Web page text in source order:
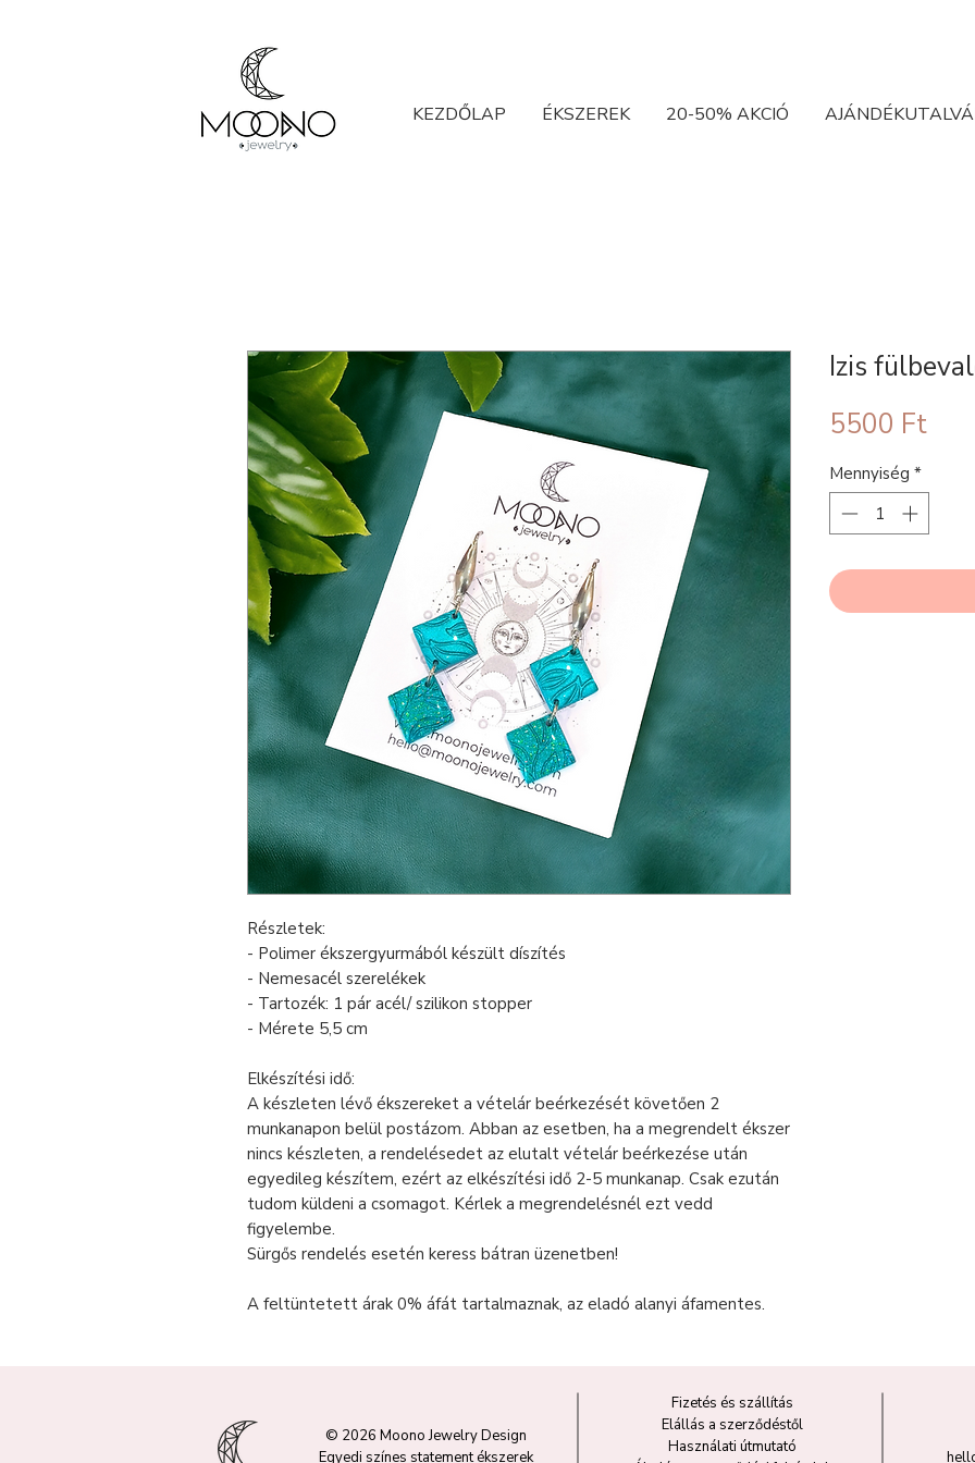
KEZDŐLAP ÉKSZEREK 20-50% AKCIÓ
Részletek:
- Polimer ékszergyurmából készült díszítés
- Nemesacél szerelékek
- Tartozék: 1 pár acél/ szilikon stopper
- Mérete 5,5 cm
Elkészítési idő:
A készleten lévő ékszereket a vételár beérkezését követően 2
munkanapon belül postázom. Abban az esetben, ha a megrendelt ékszer
nincs készleten, a rendelésedet az elutalt vételár beérkezése után
egyedileg készítem, ezért az elkészítési idő 2-5 munkanap. Csak ezután
tudom küldeni a csomagot. Kérlek a megrendelésnél ezt vedd
figyelembe.
Sürgős rendelés esetén keress bátran üzenetben!
A feltüntetett árak 0% áfát tartalmaznak, az eladó alanyi áfamentes.
Izis
5500 FtÁr
Mennyiség *
Fizetés és szállítás
Elállás a szerződéstől
Használati útmutató
© 2026 Moono Jewelry Design
Egyedi színes statement ékszerek